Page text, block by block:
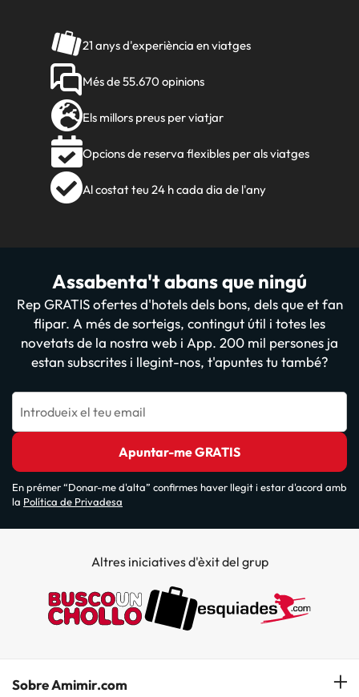
21 anys d'experiència en viatges
Més de 55.670 opinions
Els millors preus per viatjar
Opcions de reserva flexibles per als viatges
Al costat teu 24 h cada dia de l'any
Assabenta't abans que ningú
Rep GRATIS ofertes d'hotels dels bons, dels que et fan
flipar. A més de sorteigs, contingut útil i totes les
novetats de la nostra web i App. 200 mil persones ja
estan subscrites i llegint-nos, t'apuntes tu també?
Introdueix el teu email
Apuntar-me GRATIS
En prémer “Donar-me d'alta” confirmes haver llegit i estar d'acord amb
la Política de Privadesa
Altres iniciatives d'èxit del grup
Sobre Amimir.com